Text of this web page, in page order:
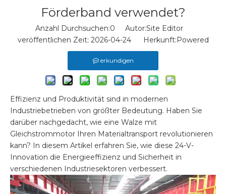
Förderband verwendet?
Anzahl Durchsuchen:0 Autor:Site Editor
veröffentlichen Zeit: 2026-04-24 Herkunft:Powered
erkundigen
Effizienz und Produktivität sind in modernen
Industriebetrieben von größter Bedeutung. Haben Sie
darüber nachgedacht, wie eine Walze mit
Gleichstrommotor Ihren Materialtransport revolutionieren
kann? In diesem Artikel erfahren Sie, wie diese 24-V-
Innovation die Energieeffizienz und Sicherheit in
verschiedenen Industriesektoren verbessert.